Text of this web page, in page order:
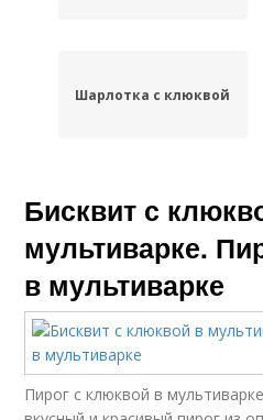
Шарлотка с клюквой
Манник в
мультиварке
Бисквит с
мультиварке.
в мультиварке
Пирог с клюквой в